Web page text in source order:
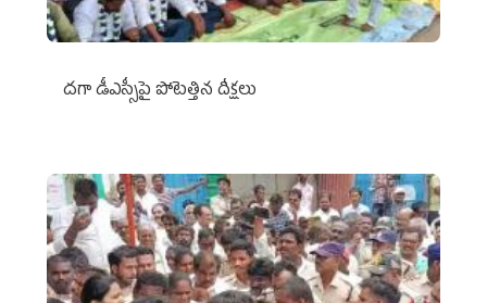
దగా డీఎస్సీపై పోటెత్తిన దీక్షలు